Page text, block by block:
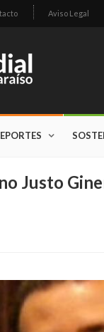
Aviso Legal
Justo